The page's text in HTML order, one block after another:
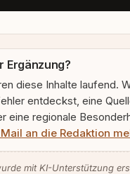
Ergänzung?
diese Inhalte laufend.
entdeckst, eine
eine regionale
an die Redaktion
mit KI-Unterstützung